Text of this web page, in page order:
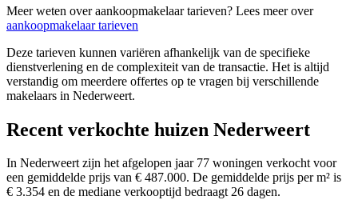
Meer weten over aankoopmakelaar tarieven? Lees meer over
aankoopmakelaar tarieven
Deze tarieven kunnen variëren afhankelijk van de specifieke
dienstverlening en de complexiteit van de transactie. Het is altijd
verstandig om meerdere offertes op te vragen bij verschillende
makelaars in Nederweert.
Recent verkochte huizen Nederweert
In Nederweert zijn het afgelopen jaar 77 woningen verkocht voor
een gemiddelde prijs van € 487.000. De gemiddelde prijs per m² is
€ 3.354 en de mediane verkooptijd bedraagt 26 dagen.